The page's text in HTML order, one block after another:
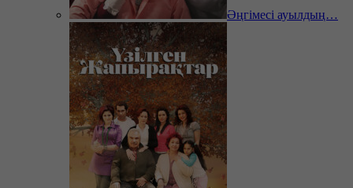
Әңгімесі ауылдың…